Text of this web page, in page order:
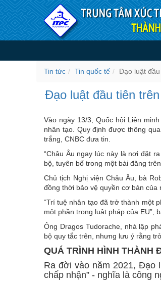
Truy cập nội dung luôn
Đạo luật đầu
Tin tức Tin quốc tế Đạo luật
Đạo luật đầu tiên
Vào ngày 13/3, Quốc hội Liên
nhân tạo. Quy định được thông
trắng, CNBC đưa tin.
“Châu Âu ngay lúc này là nơi đặt
bộ, tuyên bố trong một bài đăng
Chủ tịch Nghị viện Châu Âu, bà
đồng thời bảo vệ quyền cơ bản của
“Trí tuệ nhân tạo đã trở thành một
một phần trong luật pháp của EU”,
Ông Dragos Tudorache, nhà lập
bộ quy tắc trên, nhưng lưu ý rằng
QUÁ TRÌNH HÌNH THÀNH
Ra đời vào năm 2021, Đạo
chấp nhận” - nghĩa là công